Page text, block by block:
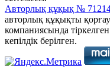
Авторлық құқық №
авторлық құқықты
компаниясында
кепілдік берілген.